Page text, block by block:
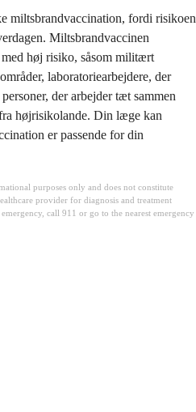
miltsbrandvaccination, fordi risikoen
Miltsbrandvaccinen
høj risiko, såsom militært
laboratoriearbejdere, der
der arbejder tæt sammen
højrisikolande. Din læge kan
er passende for din
purposes only and does not constitute
provider for diagnosis and treatment
call 911 or go to the nearest emergency